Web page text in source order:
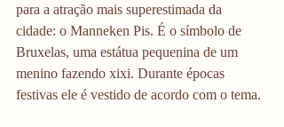
para a atração mais superestimada da
cidade: o Manneken Pis. É o símbolo de
Bruxelas, uma estátua pequenina de um
menino fazendo xixi. Durante épocas
festivas ele é vestido de acordo com o tema.